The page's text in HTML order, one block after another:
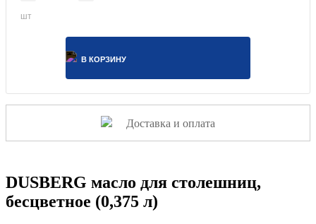
шт
В КОРЗИНУ
Доставка и оплата
DUSBERG масло для столешниц,
бесцветное (0,375 л)